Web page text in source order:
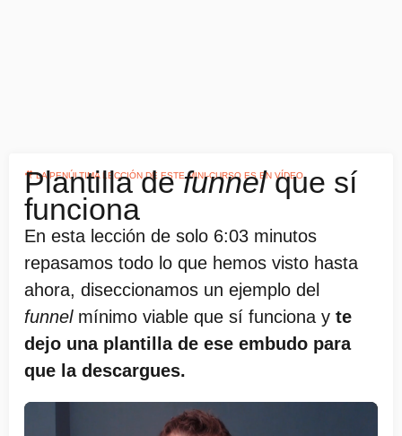
🎥 LA PENÚLTIMA LECCIÓN DE ESTE MINI-CURSO ES EN VÍDEO
Plantilla defunnelque sí
funciona
En esta lección de solo 6:03 minutos
repasamos todo lo que hemos visto hasta
ahora, diseccionamos un ejemplo del
funnel mínimo viable que sí funciona yte
dejo una plantilla de ese embudo para
que la descargues.